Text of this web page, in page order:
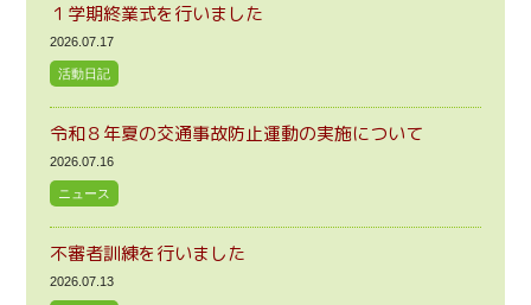
１学期終業式を行いました
2026.07.17
活動日記
令和８年夏の交通事故防止運動の実施について
2026.07.16
ニュース
不審者訓練を行いました
2026.07.13